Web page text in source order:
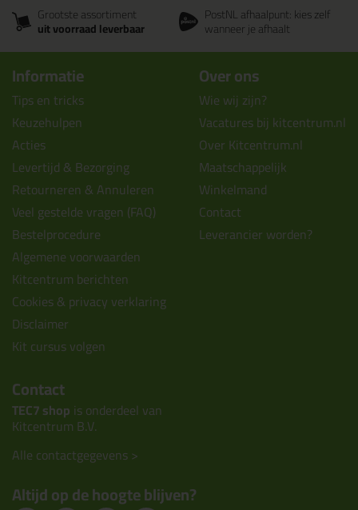
Grootste assortiment
uit voorraad leverbaar
PostNL afhaalpunt: kies zelf
wanneer je afhaalt
Informatie
Tips en tricks
Keuzehulpen
Acties
Levertijd & Bezorging
Retourneren & Annuleren
Veel gestelde vragen (FAQ)
Bestelprocedure
Algemene voorwaarden
Kitcentrum berichten
Cookies & privacy verklaring
Disclaimer
Kit cursus volgen
Over ons
Wie wij zijn?
Vacatures bij kitcentrum.nl
Over Kitcentrum.nl
Maatschappelijk
Winkelmand
Contact
Leverancier worden?
Contact
TEC7 shop is onderdeel van
Kitcentrum B.V.
Alle contactgegevens >
Altijd op de hoogte blijven?